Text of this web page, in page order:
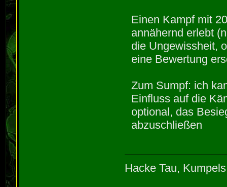
Einen Kampf mit
annähernd erlebt
die Ungewissheit,
eine Bewertung
Zum Sumpf: ich
Einfluss auf die
optional, das
abzuschließen
Hacke Tau,